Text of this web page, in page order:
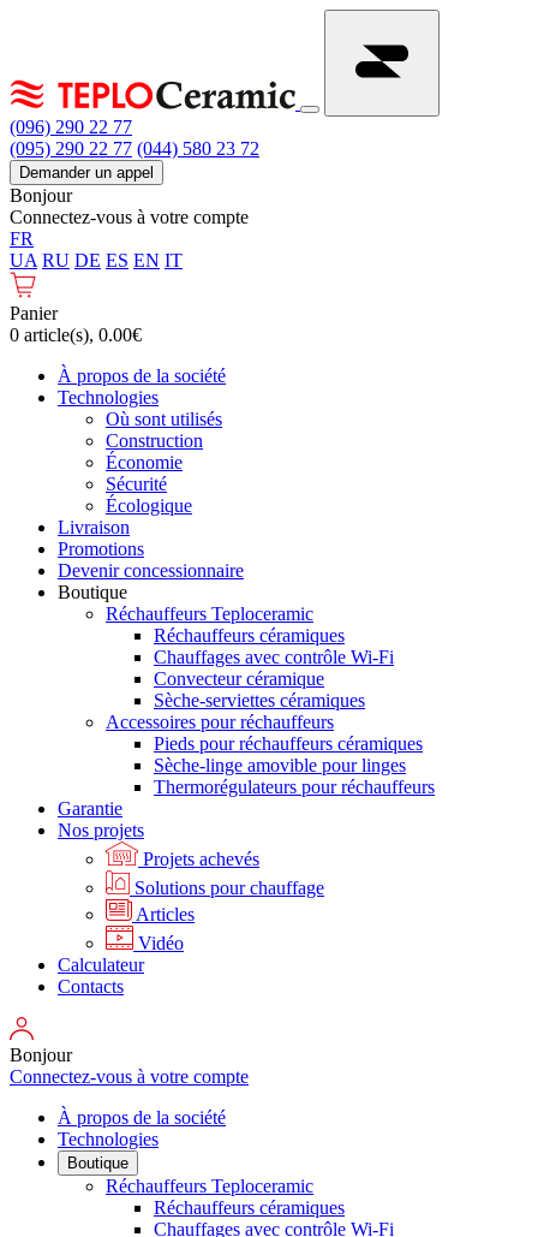
(096) 290 22 77
(095) 290 22 77 (044) 580 23 72
Demander un appel
Bonjour
Connectez-vous à votre compte
FR
UA RU DE ES EN IT
Panier
0 article(s), 0.00€
À propos de la société
Technologies
Où sont utilisés
Construction
Économie
Sécurité
Écologique
Livraison
Promotions
Devenir concessionnaire
Boutique
Réchauffeurs Teploceramic
Réchauffeurs céramiques
Chauffages avec contrôle Wi-Fi
Convecteur céramique
Sèche-serviettes céramiques
Accessoires pour réchauffeurs
Pieds pour réchauffeurs céramiques
Sèche-linge amovible pour linges
Thermorégulateurs pour réchauffeurs
Garantie
Nos projets
Projets achevés
Solutions pour chauffage
Articles
Vidéo
Calculateur
Contacts
Bonjour
Connectez-vous à votre compte
À propos de la société
Technologies
Boutique
Réchauffeurs Teploceramic
Réchauffeurs céramiques
Chauffages avec contrôle Wi-Fi